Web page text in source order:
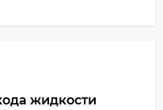
жидкости